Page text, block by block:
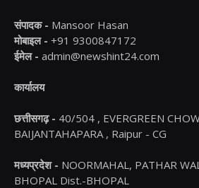
संपादक - Mansoor Hasan
मोबाइल - +91 9300847172
ईमेल - admin@newshint24.com
कार्यालय
छत्तीसगढ़ - 40/504 , EVERGREEN
BAIJANTAHAPARA , Raipur - CG
मध्यप्रदेश - NOORMAHAL, PATHAR
BHOPAL Dist.-BHOPAL